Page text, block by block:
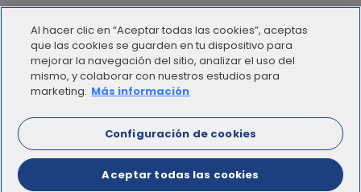
© 2012 - 2025 | Workana LLC - Todos los derechos
reservados
Al hacer clic en “Aceptar todas las cookies”, aceptas
que las cookies se guarden en tu dispositivo para
mejorar la navegación del sitio, analizar el uso del
mismo, y colaborar con nuestros estudios para
marketing. Más información
Configuración de cookies
Aceptar todas las cookies